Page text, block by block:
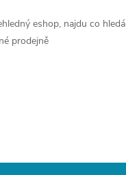
eshop, najdu co
prodejně